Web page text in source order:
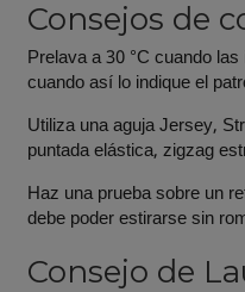
Consejos de
Prelava a 30 °C cuando
cuando así lo indique el
Utiliza una aguja Jersey,
puntada elástica, zigzag
Haz una prueba sobre un
debe poder estirarse sin
Consejo de